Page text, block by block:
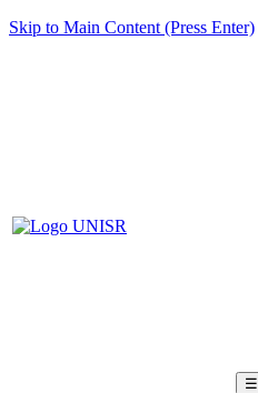
Skip to Main Content (Press Enter)
☰